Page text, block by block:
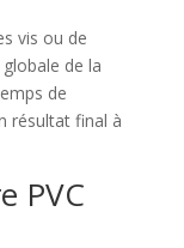
vis ou de
de la
de
résultat final à
PVC